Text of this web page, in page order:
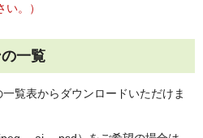
。）
一覧
覧表からダウンロードいただけま